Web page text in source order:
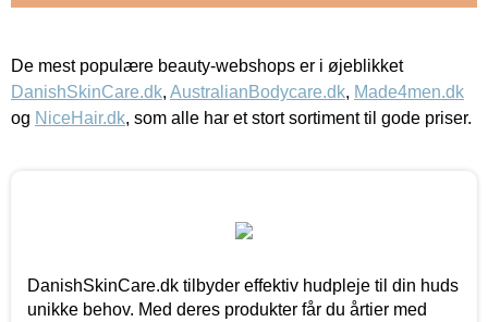
De mest populære beauty-webshops er i øjeblikket
DanishSkinCare.dk, AustralianBodycare.dk, Made4men.dk
og NiceHair.dk, som alle har et stort sortiment til gode priser.
DanishSkinCare.dk tilbyder effektiv hudpleje til din huds
unikke behov. Med deres produkter får du årtier med